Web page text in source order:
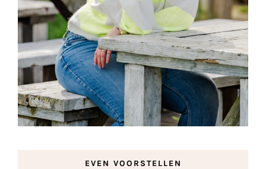
EVEN VOORSTELLEN